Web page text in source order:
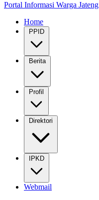
Portal Informasi Warga Jateng
Home
PPID
Berita
Profil
Direktori
IPKD
Webmail